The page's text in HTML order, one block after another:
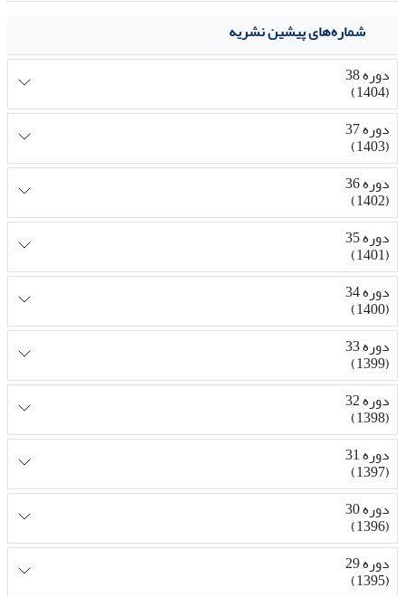
شماره‌های پیشین نشریه
دوره 38
(1404)
دوره 37
(1403)
دوره 36
(1402)
دوره 35
(1401)
دوره 34
(1400)
دوره 33
(1399)
دوره 32
(1398)
دوره 31
(1397)
دوره 30
(1396)
دوره 29
(1395)